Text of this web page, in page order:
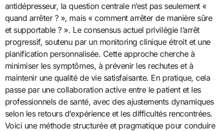
antidépresseur, la question centrale n’est pas seulement «
quand arrêter ? », mais « comment arrêter de manière sûre
et supportable ? ». Le consensus actuel privilégie l’arrêt
progressif, soutenu par un monitoring clinique étroit et une
planification personnalisée. Cette approche cherche à
minimiser les symptômes, à prévenir les rechutes et à
maintenir une qualité de vie satisfaisante. En pratique, cela
passe par une collaboration active entre le patient et les
professionnels de santé, avec des ajustements dynamiques
selon les retours d’expérience et les difficultés rencontrées.
Voici une méthode structurée et pragmatique pour conduire